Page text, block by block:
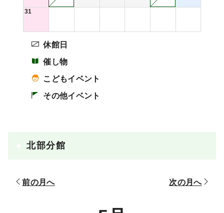
31
休館日
催し物
こどもイベント
その他イベント
北部分館
前の月へ 次の月へ